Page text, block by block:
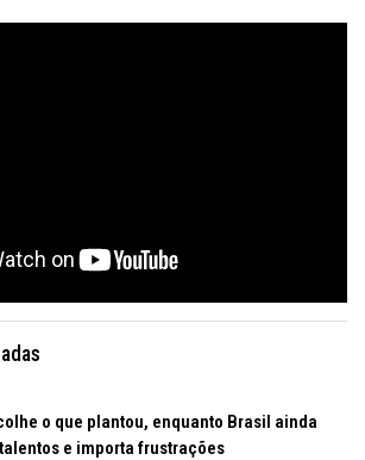
o que plantou, enquanto Brasil ainda
e importa frustrações